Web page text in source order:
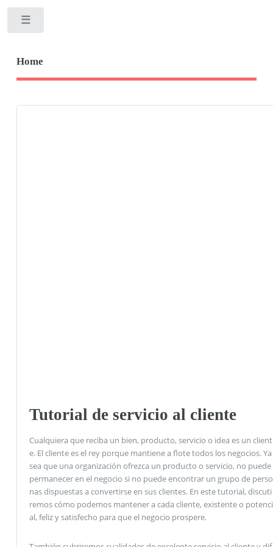
Home
Tutorial de servicio al cliente
Cualquiera que reciba un bien, producto, servicio o idea es un client
e. El cliente es el rey porque mantiene a flote todos los negocios. Ya
sea que una organización ofrezca un producto o servicio, no puede
permanecer en el negocio si no puede encontrar un grupo de perso
nas dispuestas a convertirse en sus clientes. En este tutorial, discuti
remos cómo podemos mantener a cada cliente, existente o potenci
al, feliz y satisfecho para que el negocio prospere.